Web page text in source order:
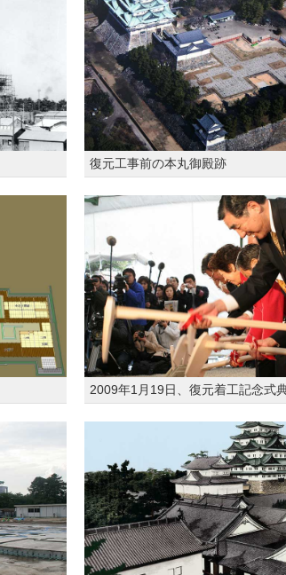
復元工事前の本丸御殿跡
2009年1月19日、復元着工記念式